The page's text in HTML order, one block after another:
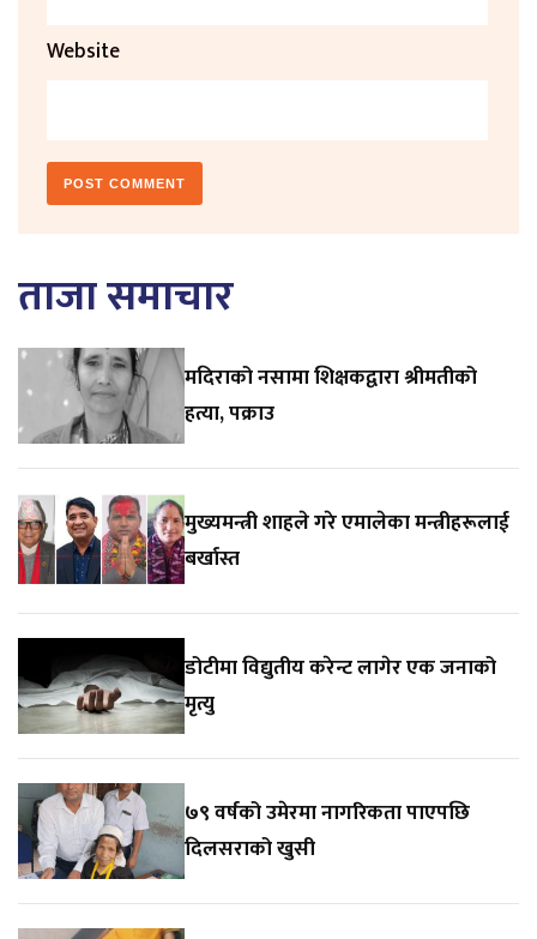
Website
ताजा समाचार
मदिराको नसामा शिक्षकद्वारा श्रीमतीको
हत्या, पक्राउ
मुख्यमन्त्री शाहले गरे एमालेका मन्त्रीहरूलाई
बर्खास्त
डोटीमा विद्युतीय करेन्ट लागेर एक जनाको
मृत्यु
७९ वर्षको उमेरमा नागरिकता पाएपछि
दिलसराको खुसी